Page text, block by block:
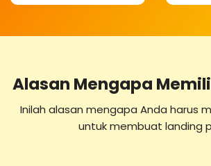
Alasan Mengapa
Inilah alasan mengapa Anda harus
untuk membuat landing